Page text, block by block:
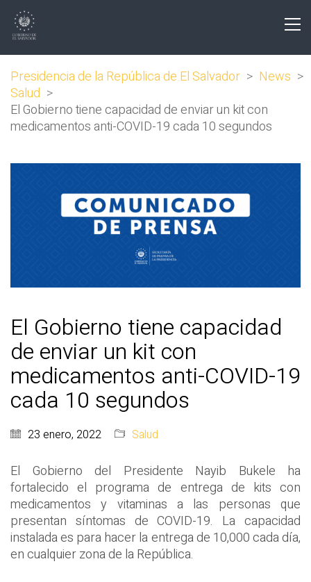
Presidencia de la República de El Salvador > News >
Salud >
El Gobierno tiene capacidad de enviar un kit con
medicamentos anti-COVID-19 cada 10 segundos
El Gobierno tiene capacidad
de enviar un kit con
medicamentos anti-COVID-19
cada 10 segundos
23 enero, 2022 Salud
El Gobierno del Presidente Nayib Bukele ha
fortalecido el programa de entrega de kits con
medicamentos y vitaminas a las personas que
presentan síntomas de COVID-19. La capacidad
instalada es para hacer la entrega de 10,000 cada día,
en cualquier zona de la República.